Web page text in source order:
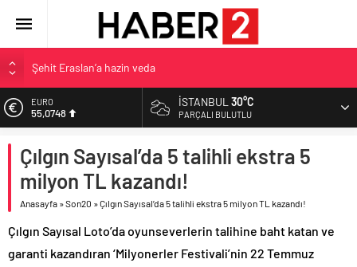
Şehit Eraslan’a hazin veda
Toprak Razgatlıoğlu Çekya’da ikinci oldu
Malatya’da Bakırcılar Çarşısı’na ilk kazma
İzmit Belediyesi’nden Tepeköy’de asfalt mesaisi
EURO
55,0748
6.623,43
BİST
13.785,25
47,7048
İSTANBUL30°C
PARÇALI BULUTLU
Çılgın Sayısal’da 5 talihli ekstra 5
milyon TL kazandı!
Anasayfa »Son20 »Çılgın Sayısal’da 5 talihli ekstra 5 milyon TL kazandı!
Çılgın Sayısal Loto’da oyunseverlerin talihine baht katan ve
garanti kazandıran ‘Milyonerler Festivali’nin 22 Temmuz